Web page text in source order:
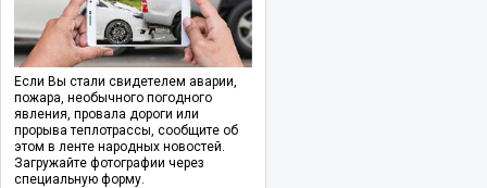
Если Вы стали свидетелем аварии,
пожара, необычного погодного
явления, провала дороги или
прорыва теплотрассы, сообщите об
этом в ленте народных новостей.
Загружайте фотографии через
специальную форму.